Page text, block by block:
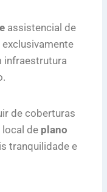
assistencial de
infraestrutura
de coberturas
local de plano
tranquilidade e